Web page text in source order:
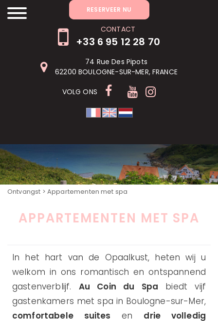
RÉSERVER MAINTENANT
RESERVEER NU
CONTACT
+33 6 95 12 28 70
74 Rue Des Pipots
62200 BOULOGNE-SUR-MER, FRANCE
VOLG ONS
Ontvangst > Appartementen met spa
APPARTEMENTEN MET SPA
In het hart van de Opaalkust, heten wij u
welkom in ons romantisch en ontspannend
gastenverblijf. Au Coin du Spa biedt vijf
gastenkamers met spa in Boulogne-sur-Mer,
comfortabele suites en drie volledig